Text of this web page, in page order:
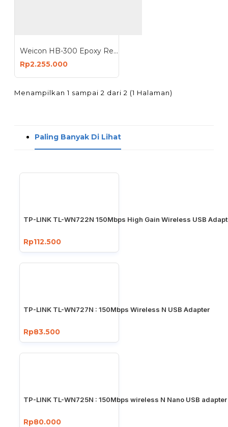
Weicon HB-300 Epoxy Resin Plastic Metal High Temperature Resistant
Rp2.255.000
Menampilkan 1 sampai 2 dari 2 (1 Halaman)
Paling Banyak Di Lihat
TP-LINK TL-WN722N 150Mbps High Gain Wireless USB
Rp112.500
TP-LINK TL-WN727N : 150Mbps Wireless N USB Adapter
Rp83.500
TP-LINK TL-WN725N : 150Mbps wireless N Nano USB adapter
Rp80.000